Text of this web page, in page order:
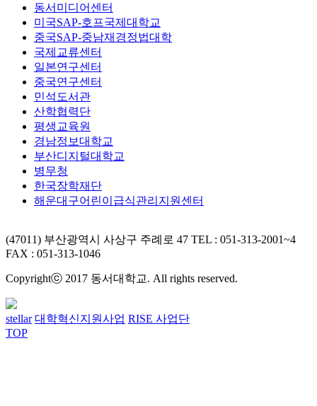
동서미디어센터
미국SAP-호프국제대학교
중국SAP-중남재경정법대학
국제교류센터
일본연구센터
중국연구센터
민석도서관
산학협력단
평생교육원
경남정보대학교
부산디지털대학교
병무청
한국장학재단
해운대구어린이급식관리지원센터
(47011) 부산광역시 사상구 주례로 47 TEL : 051-313-2001~4
FAX : 051-313-1046
Copyrightⓒ 2017 동서대학교. All rights reserved.
stellar 대학혁신지원사업 RISE 사업단
TOP